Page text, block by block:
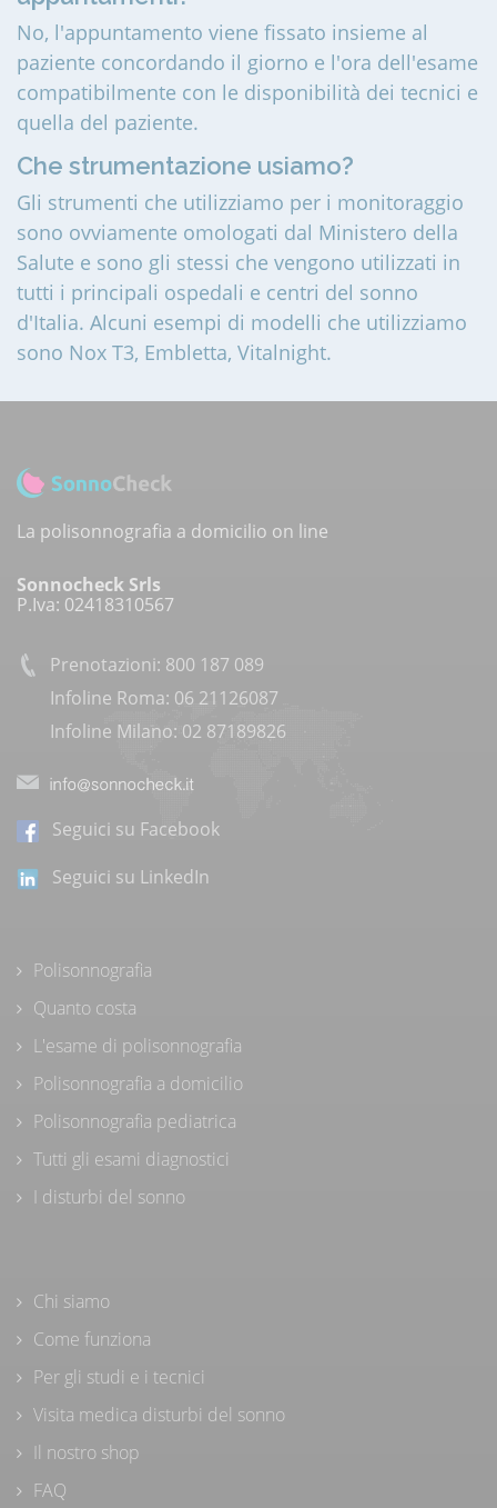
No, l'appuntamento viene fissato insieme al
paziente concordando il giorno e l'ora dell'esame
compatibilmente con le disponibilità dei tecnici e
quella del paziente.
Che strumentazione usiamo?
Gli strumenti che utilizziamo per i monitoraggio
sono ovviamente omologati dal Ministero della
Salute e sono gli stessi che vengono utilizzati in
tutti i principali ospedali e centri del sonno
d'Italia. Alcuni esempi di modelli che utilizziamo
sono Nox T3, Embletta, Vitalnight.
La polisonnografia a domicilio on line
Sonnocheck Srls
P.Iva: 02418310567
Prenotazioni: 800 187 089
Infoline Roma: 06 21126087
Infoline Milano: 02 87189826
Seguici su Facebook
Seguici su LinkedIn
Polisonnografia
Quanto costa
L'esame di polisonnografia
Polisonnografia a domicilio
Polisonnografia pediatrica
Tutti gli esami diagnostici
I disturbi del sonno
Chi siamo
Come funziona
Per gli studi e i tecnici
Visita medica disturbi del sonno
Il nostro shop
FAQ